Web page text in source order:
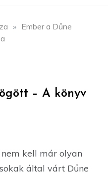
» Ember a Dűne
– A könyv
kell már olyan
által várt Dűne